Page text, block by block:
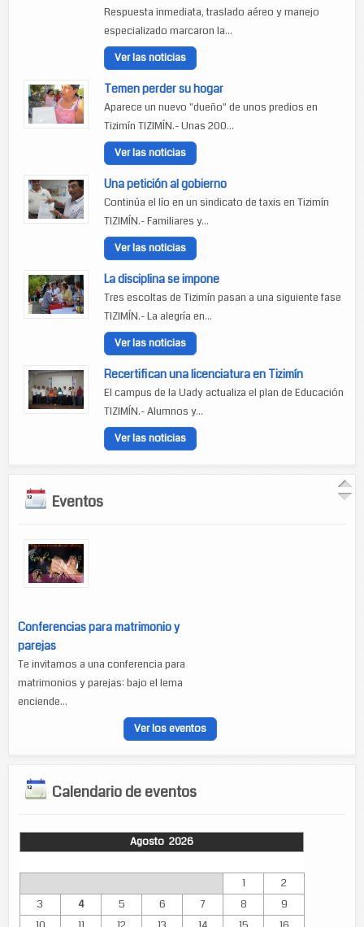
Respuesta inmediata, traslado aéreo y manejo
especializado marcaron la...
Ver las noticias
Temen perder su hogar
Aparece un nuevo "dueño" de unos predios en
Tizimín TIZIMÍN.- Unas 200...
Ver las noticias
Una petición al gobierno
Continúa el lío en un sindicato de taxis en Tizimín
TIZIMÍN.- Familiares y...
Ver las noticias
La disciplina se impone
Tres escoltas de Tizimín pasan a una siguiente fase
TIZIMÍN.- La alegría en...
Ver las noticias
Recertifican una licenciatura en Tizimín
El campus de la Uady actualiza el plan de Educación
TIZIMÍN.- Alumnos y...
Ver las noticias
Eventos
Conferencias para matrimonio y
parejas
Te invitamos a una conferencia para
matrimonios y parejas: bajo el lema
enciende...
Ver los eventos
Calendario de eventos
Agosto 2026
1
2
3
4 5 6 7 8
9